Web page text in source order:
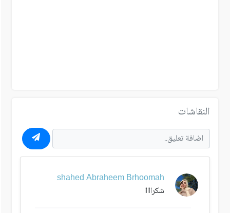
النقاشات
shahed Abraheem Brhoomah
شكرااااا